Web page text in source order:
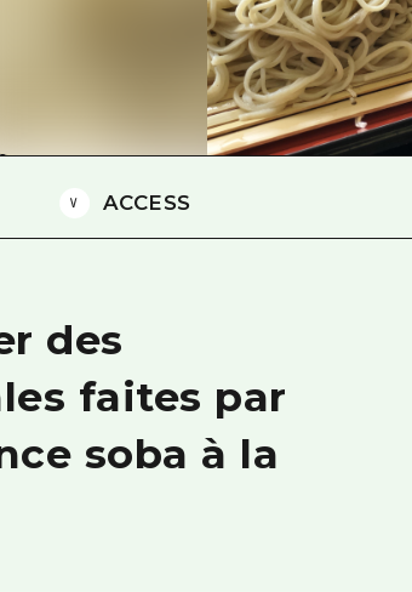
Est de Yamaguchi
Ehime
Shimane
ACCESS
des
faites par
soba à la